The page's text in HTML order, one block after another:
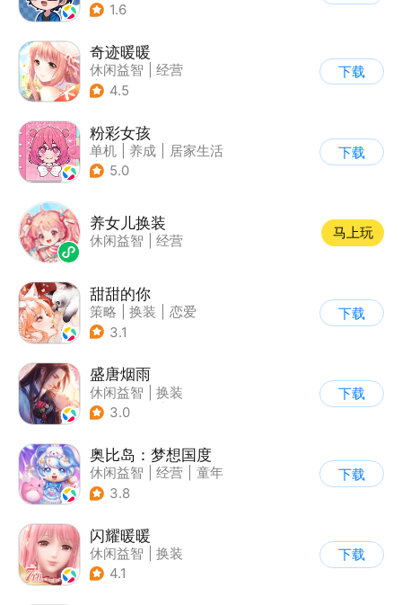
1.6
奇迹暖暖
休闲益智
经营
| 美少女
4.5
下载
粉彩女孩
单机 养成
居家生活
| 女性向
5.0
下载
养女儿换装
休闲益智 经营
马上玩
甜甜的你
策略 换装
恋爱
| 乙女
3.1
下载
盛唐烟雨
休闲益智
换装
| 架空历史
3.0
下载
奥比岛：梦想国度
休闲益智 经营
童年
| 萌系
3.8
下载
闪耀暖暖
休闲益智
换装
| 美少女
4.1
下载